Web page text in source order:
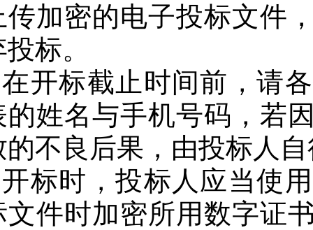
传加密的电子投标文件
标。
开标截止时间前，请
的姓名与手机号码，若
的不良后果，由投标人
标时，投标人应当使
文件时加密所用数字证